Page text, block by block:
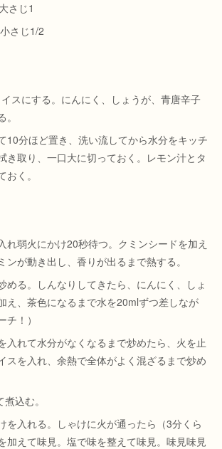
さじ1
さじ1/2
スにする。にんにく、しょうが、青唐辛子
10分ほど置き、洗い流してから水分をキッチ
き取り、一口大に切っておく。レモン汁とタ
く。
弱火にかけ20秒待つ。クミンシードを加え
ンが動き出し、香りが出るまで熱する。
る。しんなりしてきたら、にんにく、しょ
え、茶色になるまで水を20mlずつ差しなが
！）
れて水分がなくなるまで炒めたら、火を止
スを入れ、余熱で全体がよく混ざるまで炒め
込む。
入れる。しゃけに火が通ったら（3分くら
加えて味見。塩で味を整えて味見。味見味見